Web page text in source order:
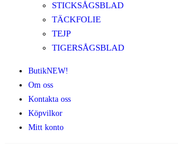
STICKSÅGSBLAD
TÄCKFOLIE
TEJP
TIGERSÅGSBLAD
ButikNEW!
Om oss
Kontakta oss
Köpvilkor
Mitt konto